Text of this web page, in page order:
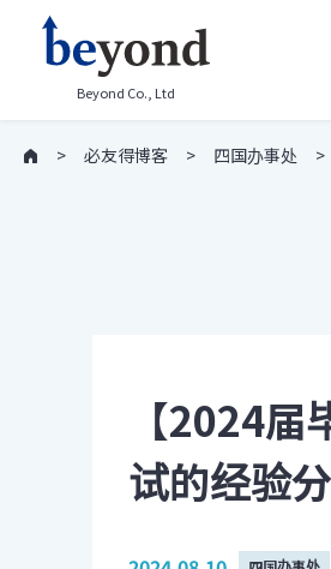
Beyond Co., Ltd
必友得博客 四国办事处
【2024
试的经验